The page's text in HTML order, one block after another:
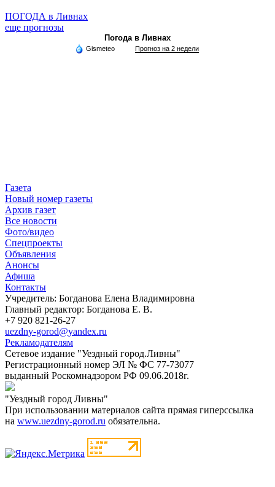
ПОГОДА в Ливнах
еще прогнозы
Погода в Ливнах
Gismeteo Прогноз на 2 недели
Газета
Новый номер газеты
Архив газет
Все новости
Фото/видео
Спецпроекты
Объявления
Анонсы
Афиша
Контакты
Учредитель: Богданова Елена Владимировна
Главный редактор: Богданова Е. В.
+7 920 821-26-27
uezdny-gorod@yandex.ru
Рекламодателям
Сетевое издание "Уездный город.Ливны"
Регистрационный номер ЭЛ № ФС 77-73077
выданный Роскомнадзором РФ 09.06.2018г.
"Уездный город Ливны"
При использовании материалов сайта прямая гиперссылка
на www.uezdny-gorod.ru обязательна.